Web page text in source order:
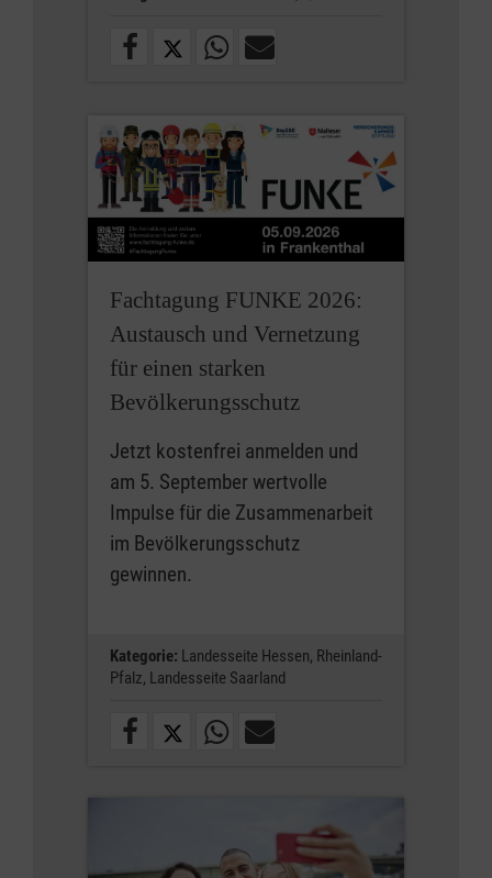
Fachtagung FUNKE 2026:
Austausch und Vernetzung
für einen starken
Bevölkerungsschutz
Jetzt kostenfrei anmelden und
am 5. September wertvolle
Impulse für die Zusammenarbeit
im Bevölkerungsschutz
gewinnen.
Kategorie: Landesseite Hessen, Rheinland-
Pfalz, Landesseite Saarland